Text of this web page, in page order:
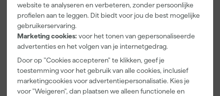
website te analyseren en verbeteren, zonder persoonlijke
profielen aan te leggen. Dit biedt voor jou de best mogelijke
gebruikerservaring.
Marketing cookies: voor het tonen van gepersonaliseerde
advertenties en het volgen van je internetgedrag.
Door op "Cookies accepteren" te klikken, geef je
toestemming voor het gebruik van alle cookies, inclusief
marketingcookies voor advertentiepersonalisatie. Kies je
voor "Weigeren", dan plaatsen we alleen functionele en
Maat
Materiaal Katoen
Pasvorm Regular
Bekijk alle kenmerken
Vaak gekocht met